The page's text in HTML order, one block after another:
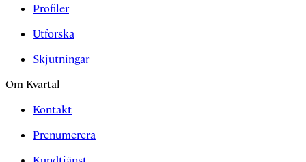
Profiler
Utforska
Skjutningar
Om Kvartal
Kontakt
Prenumerera